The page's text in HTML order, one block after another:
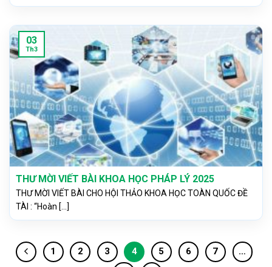
THƯ MỜI VIẾT BÀI KHOA HỌC PHÁP LÝ 2025
THƯ MỜI VIẾT BÀI CHO HỘI THẢO KHOA HỌC TOÀN QUỐC ĐỀ
TÀI : “Hoàn [...]
03
Th3
1 2 3 4 5 6 7
…